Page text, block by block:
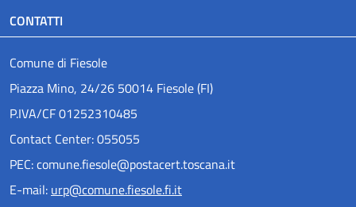
CONTATTI
Comune di Fiesole
Piazza Mino, 24/26 50014 Fiesole (FI)
P.IVA/CF 01252310485
Contact Center: 055055
PEC: comune.fiesole@postacert.toscana.it
E-mail: urp@comune.fiesole.fi.it